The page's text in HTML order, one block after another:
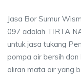
Jasa Bor Sumur
097 adalah TIRTA
untuk jasa tukang
pompa air bersih dan
aliran mata air yang